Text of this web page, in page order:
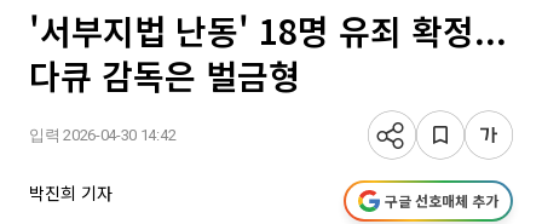
'서부지법 난동' 18명 유죄 확정...
다큐 감독은 벌금형
입력 2026-04-30 14:42
박진희 기자 구글 선호매체 추가